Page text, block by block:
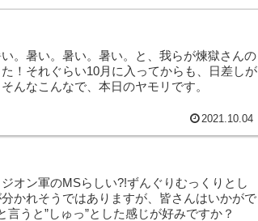
。暑い。暑い。暑い。と、我らが煉獄さんの
！それぐらい10月に入ってからも、日差しが
んなこんなで、本日のヤモリです。
2021.10.04
オン軍のMSらしい?!ずんぐりむっくりとし
かれそうではありますが、皆さんはいかがで
うと”しゅっ”とした感じが好みですか？